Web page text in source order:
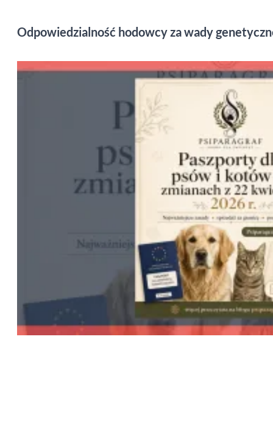
Odpowiedzialność hodowcy za wady